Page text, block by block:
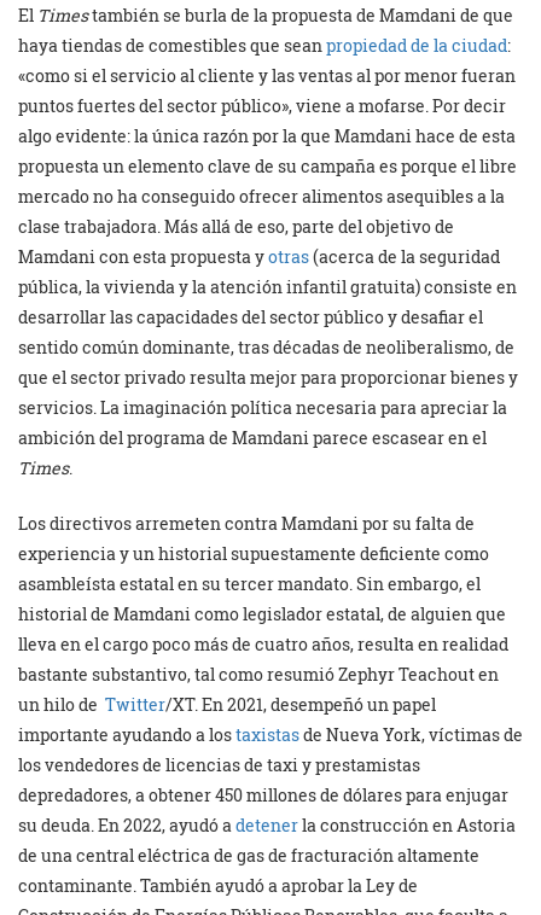
El Timestambién se burla de la propuesta de Mamdani de que
haya tiendas de comestibles que seanpropiedad de la ciudad:
«como si el servicio al cliente y las ventas al por menor fueran
puntos fuertes del sector público», viene a mofarse. Por decir
algo evidente: la única razón por la que Mamdani hace de esta
propuesta un elemento clave de su campaña es porque el libre
mercado no ha conseguido ofrecer alimentos asequibles a la
clase trabajadora. Más allá de eso, parte del objetivo de
Mamdani con esta propuesta yotras(acerca de la seguridad
pública, la vivienda y la atención infantil gratuita) consiste en
desarrollar las capacidades del sector público y desafiar el
sentido común dominante, tras décadas de neoliberalismo, de
que el sector privado resulta mejor para proporcionar bienes y
servicios. La imaginación política necesaria para apreciar la
ambición del programa de Mamdani parece escasear en el
Times.
Los directivos arremeten contra Mamdani por su falta de
experiencia y un historial supuestamente deficiente como
asambleísta estatal en su tercer mandato. Sin embargo, el
historial de Mamdani como legislador estatal, de alguien que
lleva en el cargo poco más de cuatro años, resulta en realidad
bastante substantivo, tal como resumió Zephyr Teachout en
un hilo de Twitter/XT. En 2021, desempeñó un papel
importante ayudando a lostaxistasde Nueva York, víctimas de
los vendedores de licencias de taxi y prestamistas
depredadores, a obtener 450 millones de dólares para enjugar
su deuda. En 2022, ayudó adetenerla construcción en Astoria
de una central eléctrica de gas de fracturación altamente
contaminante. También ayudó a aprobar la Ley de